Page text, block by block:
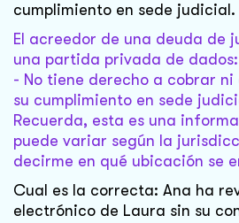
cumplimiento en sede judicial.
El acreedor de una deuda de
una partida privada de dados:
- No tiene derecho a cobrar
su cumplimiento en sede
Recuerda, esta es una
puede variar según la
decirme en qué ubicación se
Cual es la correcta: Ana ha
electrónico de Laura sin su